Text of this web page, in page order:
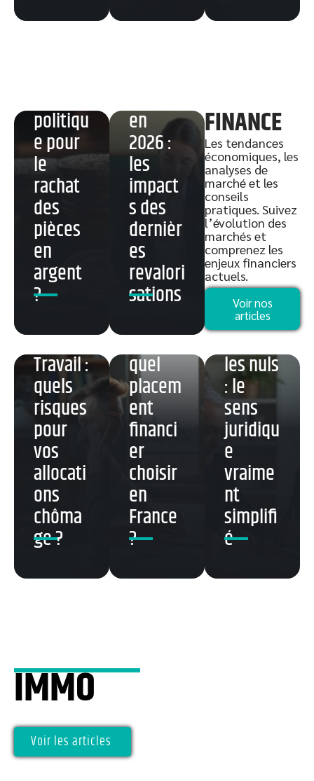
politiqu
e pour
le
rachat
des
pièces
en
argent
?
en
2026 :
les
impact
s des
dernièr
es
revalori
sations
FINANCE
Les tendances
économiques, les
analyses de
marché et les
conseils
pratiques. Suivez
l’évolution des
marchés et
comprenez les
enjeux financiers
actuels.
Voir nos
articles
Désinsc
France
Travail :
quels
risques
pour
vos
allocati
ons
chôma
ge ?
Investir
euros :
quel
placem
ent
financi
er
choisir
en
France
?
Notarié
définiti
les nuls
: le
sens
juridiqu
e
vraime
nt
simplifi
é
IMMO
Voir les articles